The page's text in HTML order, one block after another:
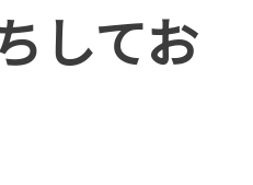
してお